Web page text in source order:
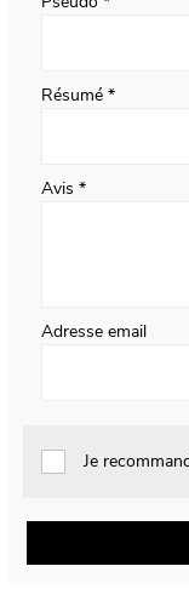
Résumé
Avis
Adresse email
Je